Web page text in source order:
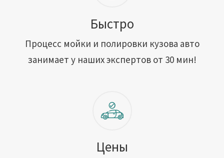
Быстро
Процесс мойки и полировки кузова авто
занимает у наших экспертов от 30 мин!
Цены